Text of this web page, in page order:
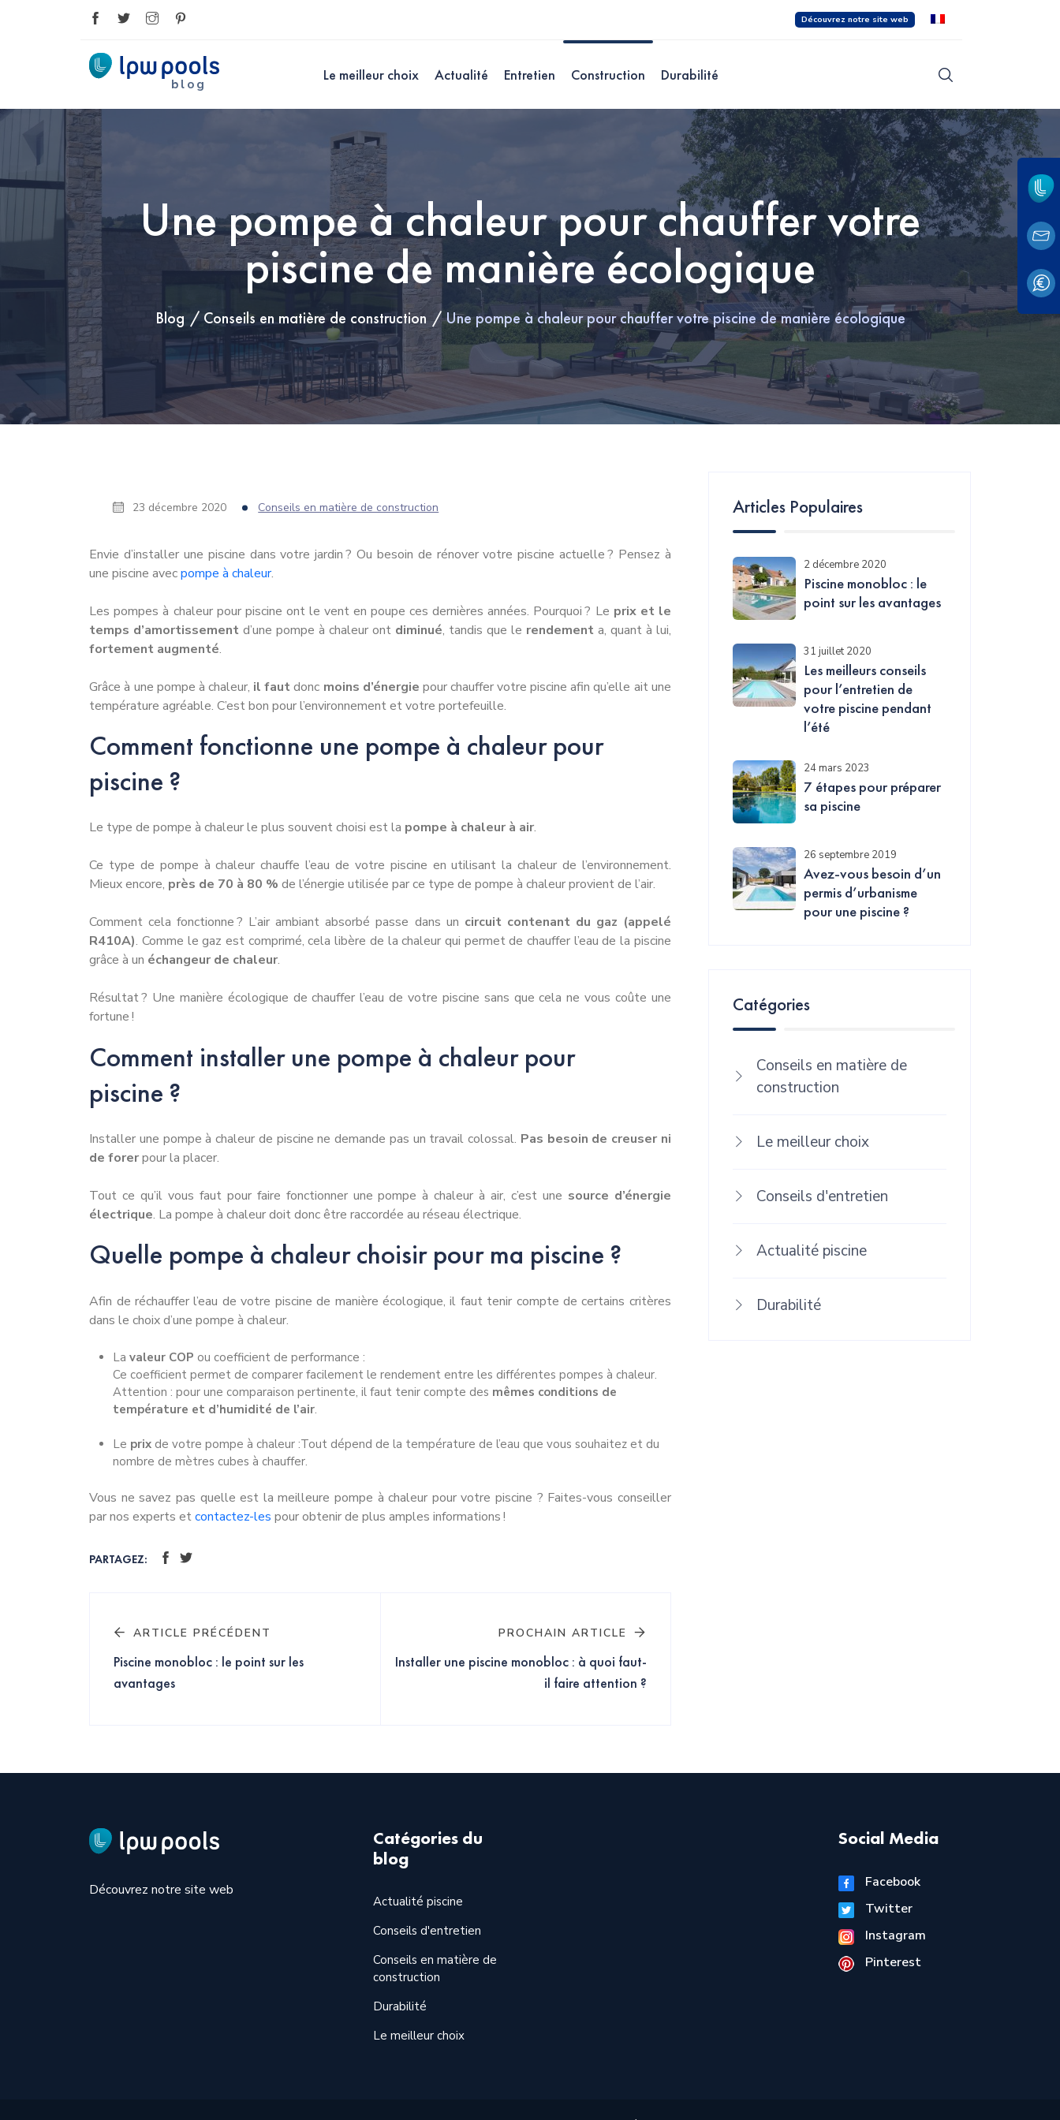
Découvrez notre site web
blog
Le meilleur choix Actualité Entretien Construction Durabilité
Une pompe à chaleur pour chauffer votre
piscine de manière écologique
Blog Conseils en matière de construction Une pompe à chaleur pour chauffer votre piscine de manière écologique
23 décembre 2020 Conseils en matière de construction
Envie d’installer une piscine dans votre jardin ? Ou besoin de rénover votre piscine actuelle ? Pensez à
une piscine avecpompe à chaleur.
Les pompes à chaleur pour piscine ont le vent en poupe ces dernières années. Pourquoi ? Le prix et le
temps d’amortissement d’une pompe à chaleur ont diminué, tandis que le rendement a, quant à lui,
fortement augmenté.
Grâce à une pompe à chaleur, il fautdonc moins d’énergie pour chauffer votre piscine afin qu’elle ait une
température agréable. C’est bon pour l’environnement et votre portefeuille.
Comment fonctionne une pompe à chaleur pour
piscine ?
Le type de pompe à chaleur le plus souvent choisi est la pompe à chaleur à air.
Ce type de pompe à chaleur chauffe l’eau de votre piscine en utilisant la chaleur de l’environnement.
Mieux encore, près de 70 à 80 % de l’énergie utilisée par ce type de pompe à chaleur provient de l’air.
Comment cela fonctionne ? L’air ambiant absorbé passe dans un circuit contenant du gaz (appelé
R410A). Comme le gaz est comprimé, cela libère de la chaleur qui permet de chauffer l’eau de la piscine
grâce à un échangeur de chaleur.
Résultat ? Une manière écologique de chauffer l’eau de votre piscine sans que cela ne vous coûte une
fortune !
Comment installer une pompe à chaleur pour
piscine ?
Installer une pompe à chaleur de piscine ne demande pas un travail colossal. Pas besoin de creuser ni
de forerpour la placer.
Tout ce qu’il vous faut pour faire fonctionner une pompe à chaleur à air, c’est une source d’énergie
électrique. La pompe à chaleur doit donc être raccordée au réseau électrique.
Quelle pompe à chaleur choisir pour ma piscine ?
Afin de réchauffer l’eau de votre piscine de manière écologique, il faut tenir compte de certains critères
dans le choix d’une pompe à chaleur.
Lavaleur COP ou coefficient de performance :
Ce coefficient permet de comparer facilement le rendement entre les différentes pompes à chaleur.
Attention : pour une comparaison pertinente, il faut tenir compte des mêmes conditions de
température et d’humidité de l’air.
Le prix de votre pompe à chaleur :Tout dépend de la température de l’eau que vous souhaitez et du
nombre de mètres cubes à chauffer.
Vous ne savez pas quelle est la meilleure pompe à chaleur pour votre piscine ? Faites-vous conseiller
par nos experts etcontactez-les pour obtenir de plus amples informations !
PARTAGEZ:
ARTICLE PRÉCÉDENT
Piscine monobloc : le point sur les
avantages
PROCHAIN ARTICLE
Installer une piscine monobloc : à quoi faut-
il faire attention ?
Articles Populaires
2 décembre 2020
Piscine monobloc : le
point sur les avantages
31 juillet 2020
Les meilleurs conseils
pour l’entretien de
votre piscine pendant
l’été
24 mars 2023
7 étapes pour préparer
sa piscine
26 septembre 2019
Avez-vous besoin d’un
permis d’urbanisme
pour une piscine ?
Catégories
Conseils en matière de
construction
Le meilleur choix
Conseils d'entretien
Actualité piscine
Durabilité
Découvrez notre site web
Catégories du
blog
Actualité piscine
Conseils d'entretien
Conseils en matière de
construction
Durabilité
Le meilleur choix
Social Media
Facebook
Twitter
Instagram
Pinterest